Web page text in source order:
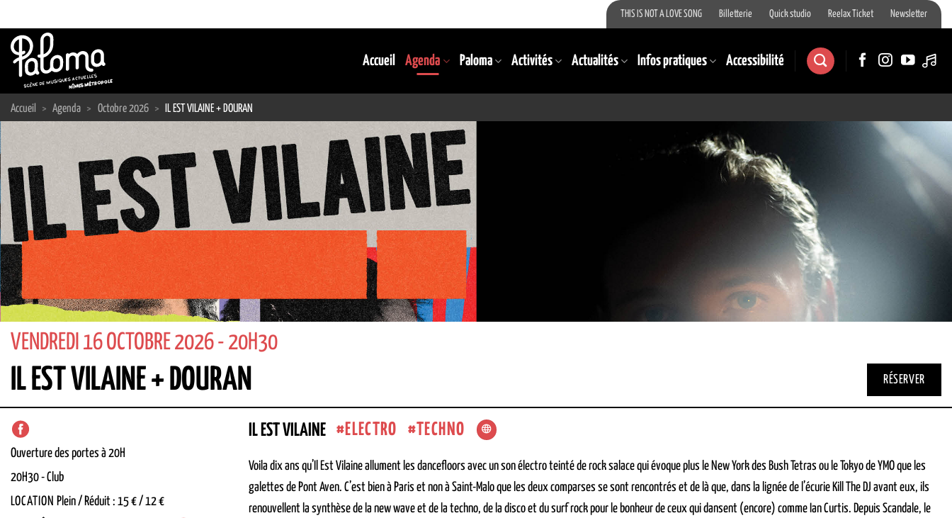
au
contenu
THIS IS NOT A LOVE SONG Billetterie Quick studio Reelax Ticket Newsletter
Accueil Agenda Paloma Activités Actualités Infos pratiques Accessibilité
Accueil > Agenda > Octobre 2026 > IL EST VILAINE + DOURAN
VENDREDI 16 OCTOBRE 2026 - 20H30
IL EST VILAINE + DOURAN RÉSERVER
Ouverture des portes à 20H
20H30-Club
LOCATION Plein / Réduit : 15 € / 12 €
IL EST VILAINE ELECTRO TECHNO
Voila dix ans qu’Il Est Vilaine allument les dancefloors avec un son électro teinté de rock salace qui évoque plus le New York des Bush Tetras ou le Tokyo de YMO que les
galettes de Pont Aven. C’est bien à Paris et non à Saint-Malo que les deux comparses se sont rencontrés et de là que, dans la lignée de l’écurie Kill The DJ avant eux, ils
renouvellent la synthèse de la new wave et de la techno, de la disco et du surf rock pour le bonheur de ceux qui dansent (encore) comme Ian Curtis. Depuis Scandale, le